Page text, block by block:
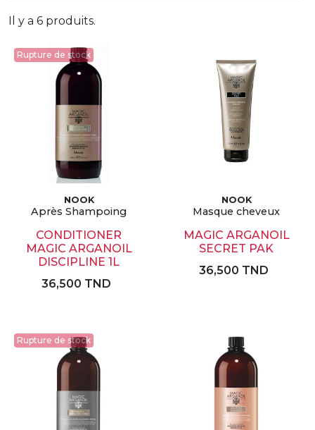
Il y a 6 produits.
Rupture de stock
NOOK
Après Shampoing
CONDITIONER
MAGIC ARGANOIL
DISCIPLINE 1L
36,500 TND
NOOK
Masque cheveux
MAGIC ARGANOIL
SECRET PAK
36,500 TND
Rupture de stock